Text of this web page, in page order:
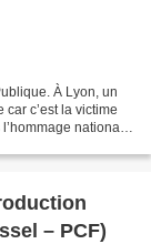
Lyon, un
c’est la victime
national
– PCF)